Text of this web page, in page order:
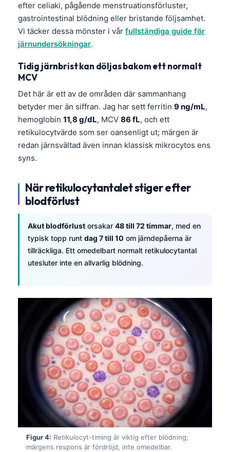
efter celiaki, pågående menstruationsförluster,
gastrointestinal blödning eller bristande följsamhet.
Vi täcker dessa mönster i vår fullständiga guide för
järnundersökningar.
Tidig järnbrist kan döljas bakom ett normalt
MCV
Det här är ett av de områden där sammanhang
betyder mer än siffran. Jag har sett ferritin 9 ng/mL,
hemoglobin 11,8 g/dL, MCV 86 fL, och ett
retikulocytvärde som ser oansenligt ut; märgen är
redan järnsvältad även innan klassisk mikrocytos ens
syns.
När retikulocytantalet stiger efter
blodförlust
Akut blodförlust orsakar 48 till 72 timmar, med en
typisk topp runt dag 7 till 10 om järndepåerna är
tillräckliga. Ett omedelbart normalt retikulocytantal
utesluter inte en allvarlig blödning.
Figur 4: Retikulocyt-timing är viktig efter blödning;
märgens respons är fördröjd, inte omedelbar.